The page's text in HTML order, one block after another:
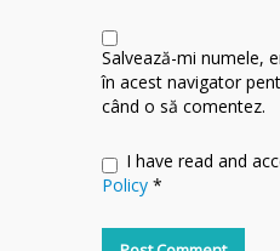
Salvează-mi numele,
în acest navigator
când o să comentez.
I have read and
Policy *